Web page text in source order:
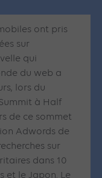
ont pris
sur
qui
du web a
lors du
à Half
de ce sommet
Adwords de
sur
dans 10
et le Japon. Le